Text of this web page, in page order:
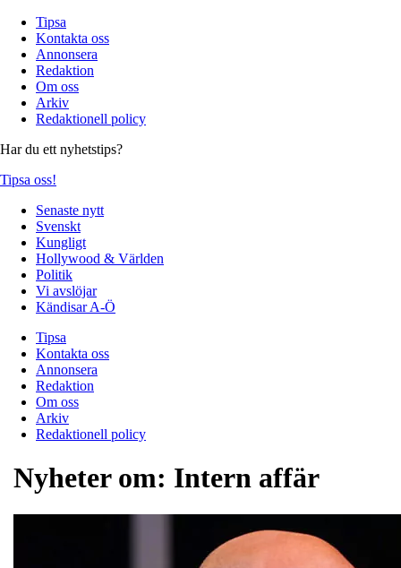
Tipsa
Kontakta oss
Annonsera
Redaktion
Om oss
Arkiv
Redaktionell policy
Har du ett nyhetstips?
Tipsa oss!
Senaste nytt
Svenskt
Kungligt
Hollywood & Världen
Politik
Vi avslöjar
Kändisar A-Ö
Tipsa
Kontakta oss
Annonsera
Redaktion
Om oss
Arkiv
Redaktionell policy
Nyheter om: Intern affär